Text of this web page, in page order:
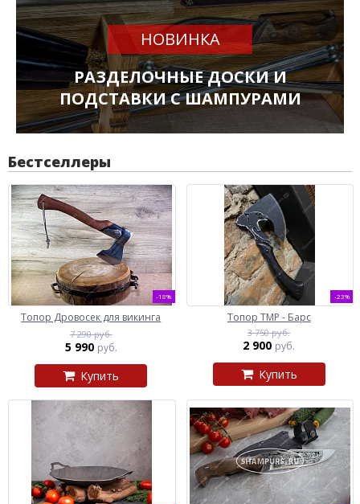
НОВИНКА
РАЗДЕЛОЧНЫЕ ДОСКИ И
ПОДСТАВКИ С ШАМПУРАМИ
Бестселлеры
-18%
Топор Дровосек для викинга
7 290 руб.
5 990 руб.
Купить
-23%
Топор ТМР - Барс
3 750 руб.
2 900 руб.
Купить